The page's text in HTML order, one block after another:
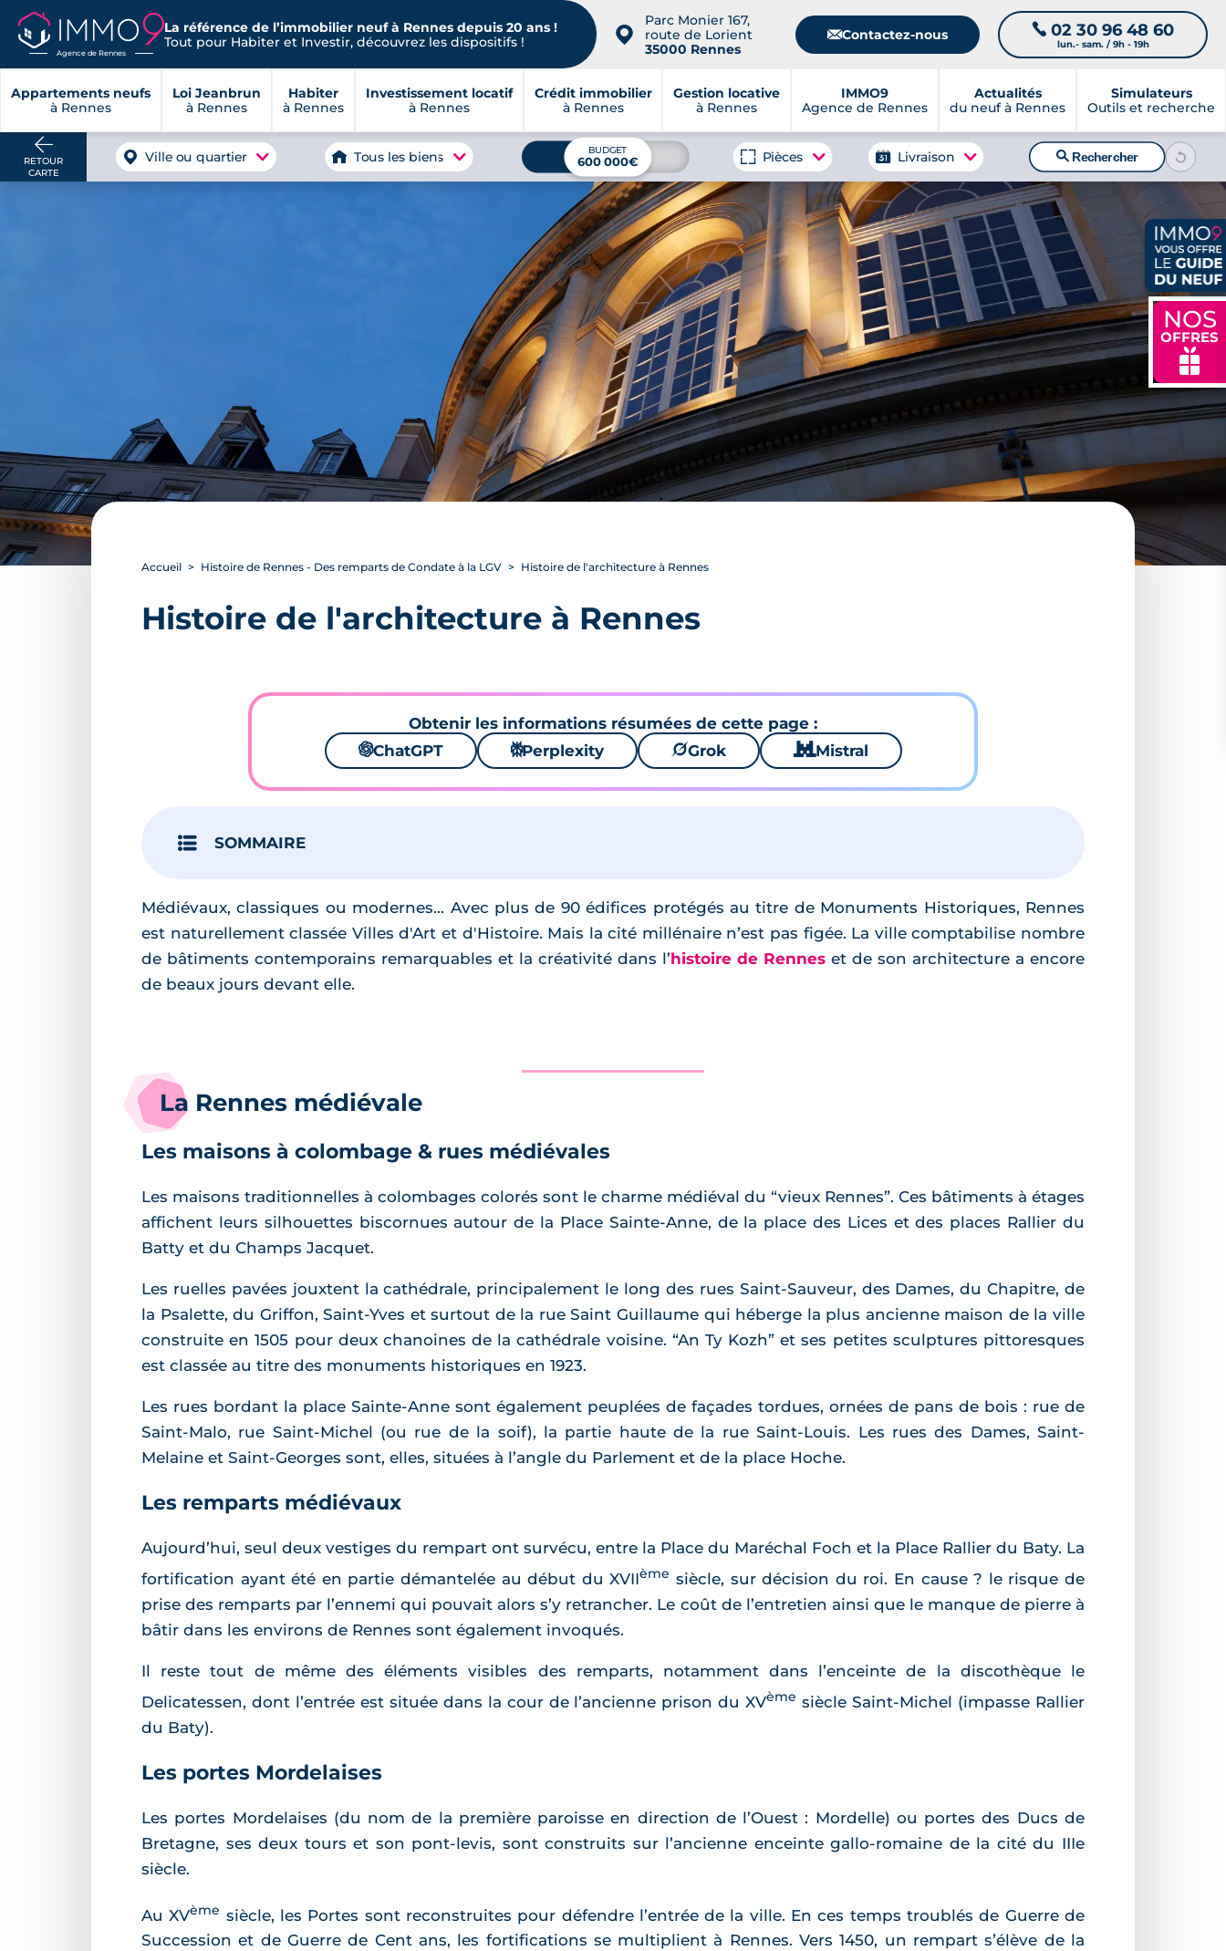
Agence de Rennes
La référence de l’immobilier neuf à Rennes depuis 20 ans !
Tout pour Habiter et Investir, découvrez les dispositifs !
📍
Parc Monier 167,
route de Lorient
35000 Rennes
📧Contactez-nous 📞 02 30 96 48 60
lun.- sam. / 9h - 19h
Appartements neufs
à Rennes
Loi Jeanbrun
à Rennes
Habiter
à Rennes
Investissement locatif
à Rennes
Crédit immobilier
à Rennes
Gestion locative
à Rennes
IMMO9
Agence de Rennes
Actualités
du neuf à Rennes
Simulateurs
Outils et recherche
NOS
OFFRES
🎁
RETOUR
CARTE
Ville ou quartier Tous les biens BUDGET
600 000€ Pièces Livraison 🔍Rechercher
Accueil Histoire de Rennes - Des remparts de Condate à la LGV Histoire de l'architecture à Rennes
Histoire de l'architecture à Rennes
Obtenir les informations résumées de cette page :
🌌ChatGPT ⚙Perplexity 🪐Grok 🐱 Mistral
SOMMAIRE
Médiévaux, classiques ou modernes... Avec plus de 90 édifices protégés au titre de Monuments Historiques, Rennes
est naturellement classée Villes d'Art et d'Histoire. Mais la cité millénaire n’est pas figée. La ville comptabilise nombre
de bâtiments contemporains remarquables et la créativité dans l’histoire de Rennes et de son architecture a encore
de beaux jours devant elle.
La Rennes médiévale
Les maisons à colombage & rues médiévales
Les maisons traditionnelles à colombages colorés sont le charme médiéval du “vieux Rennes”. Ces bâtiments à étages
affichent leurs silhouettes biscornues autour de la Place Sainte-Anne, de la place des Lices et des places Rallier du
Batty et du Champs Jacquet.
Les ruelles pavées jouxtent la cathédrale, principalement le long des rues Saint-Sauveur, des Dames, du Chapitre, de
la Psalette, du Griffon, Saint-Yves et surtout de la rue Saint Guillaume qui héberge la plus ancienne maison de la ville
construite en 1505 pour deux chanoines de la cathédrale voisine. “An Ty Kozh” et ses petites sculptures pittoresques
est classée au titre des monuments historiques en 1923.
Les rues bordant la place Sainte-Anne sont également peuplées de façades tordues, ornées de pans de bois : rue de
Saint-Malo, rue Saint-Michel (ou rue de la soif), la partie haute de la rue Saint-Louis. Les rues des Dames, Saint-
Melaine et Saint-Georges sont, elles, situées à l’angle du Parlement et de la place Hoche.
Les remparts médiévaux
Aujourd’hui, seul deux vestiges du rempart ont survécu, entre la Place du Maréchal Foch et la Place Rallier du Baty. La
fortification ayant été en partie démantelée au début du XVIIème siècle, sur décision du roi. En cause ? le risque de
prise des remparts par l’ennemi qui pouvait alors s’y retrancher. Le coût de l’entretien ainsi que le manque de pierre à
bâtir dans les environs de Rennes sont également invoqués.
Il reste tout de même des éléments visibles des remparts, notamment dans l’enceinte de la discothèque le
Delicatessen, dont l’entrée est située dans la cour de l’ancienne prison du XVème siècle Saint-Michel (impasse Rallier
du Baty).
Les portes Mordelaises
Les portes Mordelaises (du nom de la première paroisse en direction de l’Ouest : Mordelle) ou portes des Ducs de
Bretagne, ses deux tours et son pont-levis, sont construits sur l’ancienne enceinte gallo-romaine de la cité du IIIe
siècle.
Au XVème siècle, les Portes sont reconstruites pour défendre l’entrée de la ville. En ces temps troublés de Guerre de
Succession et de Guerre de Cent ans, les fortifications se multiplient à Rennes. Vers 1450, un rempart s’élève de la